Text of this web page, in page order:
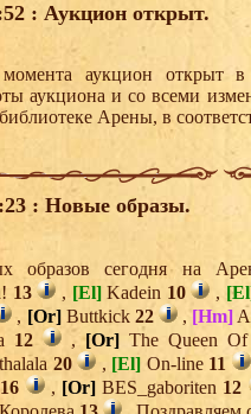
: Аукцион открыт.
аукцион открыт
аукциона и со всеми
Арены, в
: Новые образы.
образов сегодня на
13 , [El]Kadein 10 ,
, [Or]Buttkick 22 , [Hm]
12 ,[Or]The Queen
20 , [El] On-line 11
16 , [Or]BES_gaboriten 12